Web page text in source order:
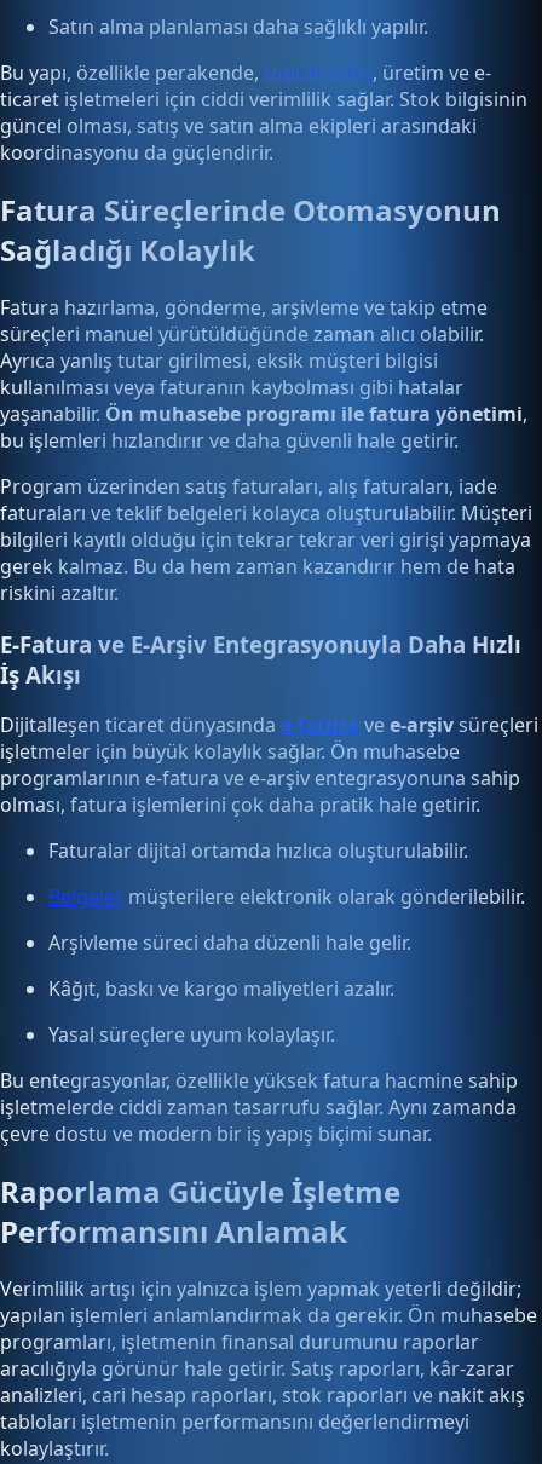
Satın alma planlaması daha sağlıklı yapılır.
Bu yapı, özellikle perakende, toptan satış, üretim ve e-
ticaret işletmeleri için ciddi verimlilik sağlar. Stok bilgisinin
güncel olması, satış ve satın alma ekipleri arasındaki
koordinasyonu da güçlendirir.
Fatura Süreçlerinde Otomasyonun
Sağladığı Kolaylık
Fatura hazırlama, gönderme, arşivleme ve takip etme
süreçleri manuel yürütüldüğünde zaman alıcı olabilir.
Ayrıca yanlış tutar girilmesi, eksik müşteri bilgisi
kullanılması veya faturanın kaybolması gibi hatalar
yaşanabilir. Ön muhasebe programı ile fatura yönetimi,
bu işlemleri hızlandırır ve daha güvenli hale getirir.
Program üzerinden satış faturaları, alış faturaları, iade
faturaları ve teklif belgeleri kolayca oluşturulabilir. Müşteri
bilgileri kayıtlı olduğu için tekrar tekrar veri girişi yapmaya
gerek kalmaz. Bu da hem zaman kazandırır hem de hata
riskini azaltır.
E-Fatura ve E-Arşiv Entegrasyonuyla Daha Hızlı
İş Akışı
Dijitalleşen ticaret dünyasında e-fatura vee-arşiv süreçleri
işletmeler için büyük kolaylık sağlar. Ön muhasebe
programlarının e-fatura ve e-arşiv entegrasyonuna sahip
olması, fatura işlemlerini çok daha pratik hale getirir.
Faturalar dijital ortamda hızlıca oluşturulabilir.
Belgeler müşterilere elektronik olarak gönderilebilir.
Arşivleme süreci daha düzenli hale gelir.
Kâğıt, baskı ve kargo maliyetleri azalır.
Yasal süreçlere uyum kolaylaşır.
Bu entegrasyonlar, özellikle yüksek fatura hacmine sahip
işletmelerde ciddi zaman tasarrufu sağlar. Aynı zamanda
çevre dostu ve modern bir iş yapış biçimi sunar.
Raporlama Gücüyle İşletme
Performansını Anlamak
Verimlilik artışı için yalnızca işlem yapmak yeterli değildir;
yapılan işlemleri anlamlandırmak da gerekir. Ön muhasebe
programları, işletmenin finansal durumunu raporlar
aracılığıyla görünür hale getirir. Satış raporları, kâr-zarar
analizleri, cari hesap raporları, stok raporları ve nakit akış
tabloları işletmenin performansını değerlendirmeyi
kolaylaştırır.